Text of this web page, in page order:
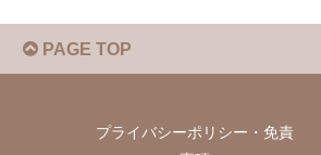
PAGE TOP
プライバシーポリシー・免責